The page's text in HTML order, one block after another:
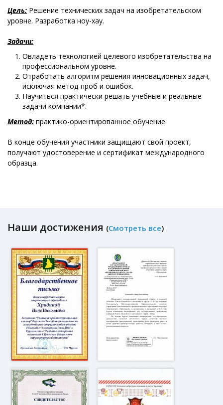
Цель: Решение технических задач на изобретательском
уровне. Разработка ноу-хау.
Задачи:
Овладеть технологией целевого изобретательства на
профессиональном уровне.
Отработать алгоритм решения инновационных задач,
исключая метод проб и ошибок.
Научиться практически решать учебные и реальные
задачи компании*.
Метод: практико-ориентированное обучение.
В конце обучения участники защищают свой проект,
получают удостоверение и сертификат международного
образца.
Наши достижения (Смотреть все)